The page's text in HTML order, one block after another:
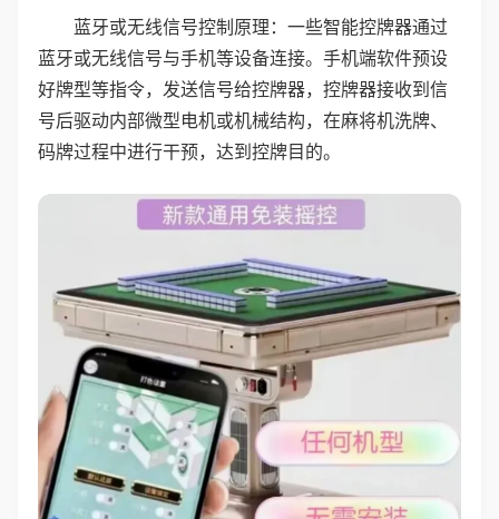
蓝牙或无线信号控制原理：一些智能控牌器通过
蓝牙或无线信号与手机等设备连接。手机端软件预设
好牌型等指令，发送信号给控牌器，控牌器接收到信
号后驱动内部微型电机或机械结构，在麻将机洗牌、
码牌过程中进行干预，达到控牌目的。